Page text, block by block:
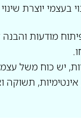
בעצמי יוצרת
מודעות
יש כוח משל
תשוקה